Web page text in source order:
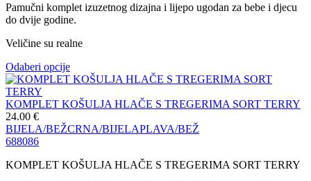
Pamučni komplet izuzetnog dizajna i lijepo ugodan za bebe i djecu
do dvije godine.
Veličine su realne
Odaberi opcije
KOMPLET KOŠULJA HLAČE S TREGERIMA SORT TERRY
24.00 €
BIJELA/BEŽCRNA/BIJELAPLAVA/BEŽ
688086
KOMPLET KOŠULJA HLAČE S TREGERIMA SORT TERRY